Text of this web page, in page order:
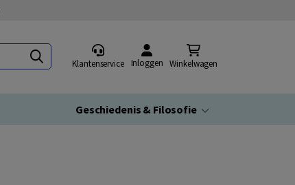
Klantenservice Inloggen Winkelwagen
Geschiedenis & Filosofie